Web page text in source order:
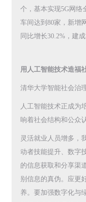
个，基本实现5G网络
车间达到80家，新增
同比增长30.2%，建
用人工智能技术造福
清华大学智能社会治
人工智能技术正成为
响着社会结构和公众
灵活就业人员增多，
动者技能提升、数字
的信息获取和分享渠
别信息的真伪。应更
养。要加强数字化与